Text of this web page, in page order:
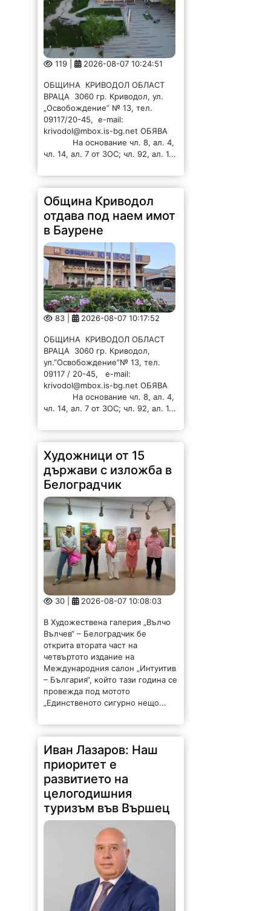
119 | 2026-08-07 10:24:51
ОБЩИНА КРИВОДОЛ ОБЛАСТ
ВРАЦА 3060 гр. Криводол, ул.
„Освобождение” № 13, тел.
09117/20-45, e-mail:
krivodol@mbox.is-bg.net ОБЯВА
На основание чл. 8, ал. 4,
чл. 14, ал. 7 от ЗОС; чл. 92, ал. 1...
Община Криводол
отдава под наем имот
в Баурене
83 | 2026-08-07 10:17:52
ОБЩИНА КРИВОДОЛ ОБЛАСТ
ВРАЦА 3060 гр. Криводол,
ул.”Освобождение”№ 13, тел.
09117 / 20-45, e-mail:
krivodol@mbox.is-bg.net ОБЯВА
На основание чл. 8, ал. 4,
чл. 14, ал. 7 от ЗОС; чл. 92, ал. 1...
Художници от 15
държави с изложба в
Белоградчик
30 | 2026-08-07 10:08:03
В Художествена галерия „Вълчо
Вълчев“ – Белоградчик бе
открита втората част на
четвъртото издание на
Международния салон „Интуитив
– България“, който тази година се
провежда под мотото
„Единственото сигурно нещо...
Иван Лазаров: Наш
приоритет е
развитието на
целогодишния
туризъм във Вършец